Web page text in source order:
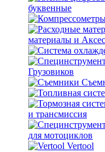
буквенные
материалы и
Грузовиков
и трансмиссия
для мотоциклов
Vertool